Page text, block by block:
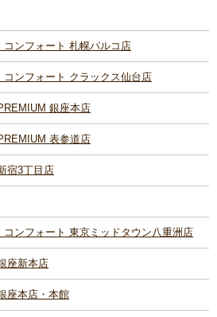
ンフォート 札幌パルコ店
ンフォート クラックス仙台店
銀座本店
表参道店
宿3丁目店
ンフォート 東京ミッドタウン八重洲店
座新本店
座本店・本館